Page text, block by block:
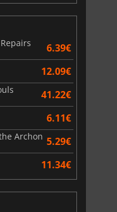
6.39€
12.09€
41.22€
6.11€
Archon 5.29€
11.34€